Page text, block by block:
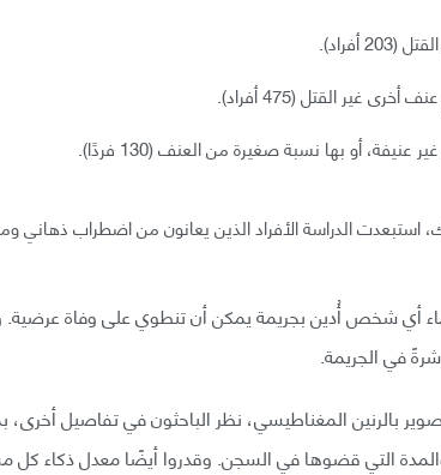
(203 أفراد).
أخرى غير القتل (475 أفراد).
عنيفة، أو بها نسبة صغيرة من العنف (130 فردًا).
استبعدت الدراسة الأفراد الذين يعانون من اضطراب ذهاني
أي شخص أُدين بجريمة يمكن أن تنطوي على وفاة عرضية.
في الجريمة.
بالرنين المغناطيسي، نظر الباحثون في تفاصيل
التي قضوها في السجن. وقدروا أيضًا معدل ذكاء كل